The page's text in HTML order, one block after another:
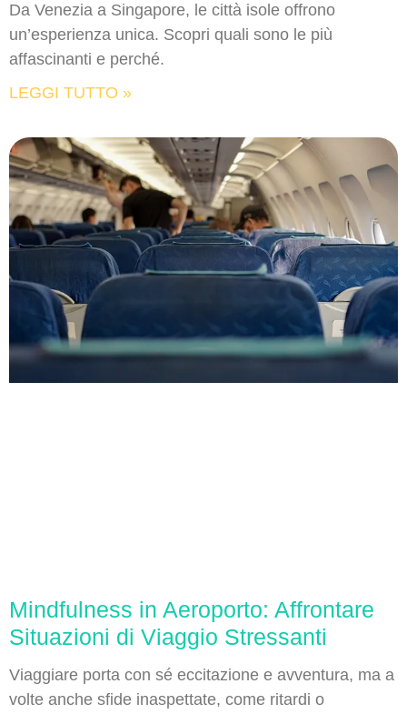
Da Venezia a Singapore, le città isole offrono
un’esperienza unica. Scopri quali sono le più
affascinanti e perché.
LEGGI TUTTO »
Mindfulness in Aeroporto: Affrontare
Situazioni di Viaggio Stressanti
Viaggiare porta con sé eccitazione e avventura, ma a
volte anche sfide inaspettate, come ritardi o